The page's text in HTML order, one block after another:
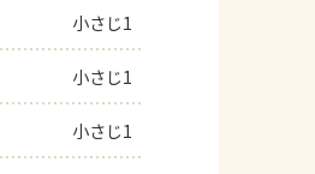
小さじ1
小さじ1
小さじ1